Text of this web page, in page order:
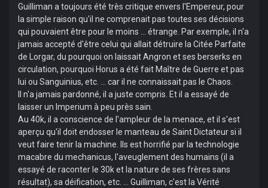
Guilliman a toujours été très critique envers l'Empereur, pour
la simple raison qu'il ne comprenait pas toutes ses décisions
qui pouvaient être pour le moins ... étrange. Par exemple, il n'a
jamais accepté d'être celui qui allait détruire la Citée Parfaite
de Lorgar, du pourquoi on laissait Angron et ses berserks en
circulation, pourquoi Horus a été fait Maître de Guerre et pas
lui ou Sanguinius, etc. ... car il ne connaissait pas le Chaos.
Il n'a jamais pardonné, il a juste compris. Et il a essayé de
laisser un Imperium à peu près sain.
Au 40k, il a conscience de l'ampleur de la menace, et il s'est
aperçu qu'il doit endosser le manteau de Saint Dictateur si il
veut faire tenir la machine. Ils est horrifié par la technologie
macabre du mechanicus, l'aveuglement des humains (il a
essayé de raconter le 30k et la nature de ses frères sans
résultat), sa déification, etc. ... Guilliman, c'est la Vérité